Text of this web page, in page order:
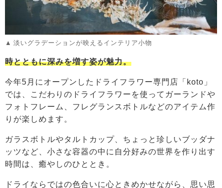
淡いグラデーションが映えるインテリア小物
時とともに深みを増す姿が魅力。
今年5月にオープンしたドライフラワー専門店「koto」
では、こだわりのドライフラワーを使ってガーランドや
フォトフレーム、フレグランスボトルなどのアイテム作
りが楽しめます。
ガラスボトルやタルトカップ、ちょっと珍しいブッダナ
ッツなど、小さな容器の中に自分好みの世界を作り出す
時間は、癒やしのひととき。
ドライならではの色合いに心ときめかせながら、思い思